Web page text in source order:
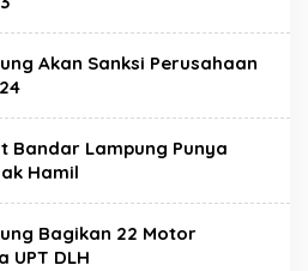
Akan Sanksi Perusahaan
Bandar Lampung Punya
Hamil
Bagikan 22 Motor
UPT DLH